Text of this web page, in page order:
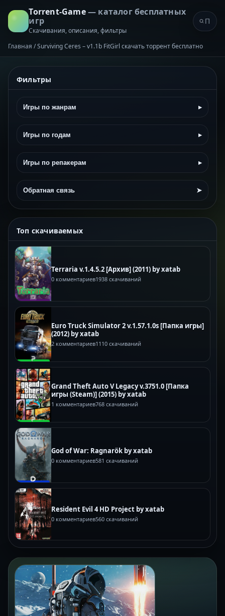
Torrent-Game— каталог бесплатных
игр
Скачивания, описания, фильтры
Главная /Surviving Ceres – v1.1b FitGirl скачать торрент бесплатно
Фильтры
Игры по жанрам ▸
Игры по годам ▸
Игры по репакерам ▸
Обратная связь ➤
Топ скачиваемых
Terraria v.1.4.5.2 [Архив] (2011) by xatab
0 комментариев1938 скачиваний
Euro Truck Simulator 2 v.1.57.1.0s [Папка игры]
(2012) by xatab
2 комментариев1110 скачиваний
Grand Theft Auto V Legacy v.3751.0 [Папка
игры (Steam)] (2015) by xatab
1 комментариев768 скачиваний
God of War: Ragnarök by xatab
0 комментариев581 скачиваний
Resident Evil 4 HD Project by xatab
0 комментариев560 скачиваний